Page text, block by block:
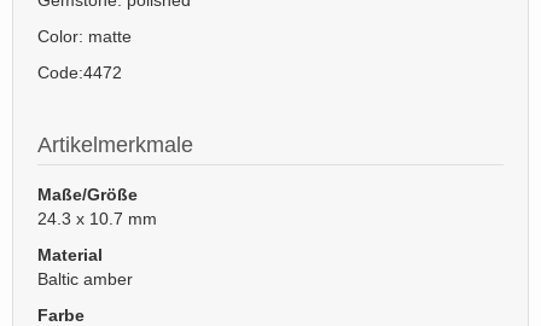
Color: matte
Code:4472
Artikelmerkmale
Maße/Größe
24.3 x 10.7 mm
Material
Baltic amber
Farbe